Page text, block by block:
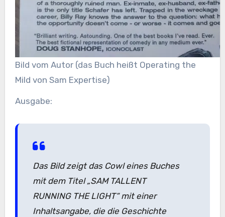
Bild vom Autor (das Buch heißt Operating the
Mild von Sam Expertise)
Ausgabe:
Das Bild zeigt das Cowl eines Buches
mit dem Titel „SAM TALLENT
RUNNING THE LIGHT“ mit einer
Inhaltsangabe, die die Geschichte